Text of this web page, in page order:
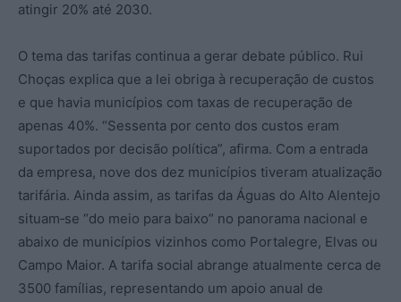
atingir 20% até 2030.
O tema das tarifas continua a gerar debate público. Rui
Choças explica que a lei obriga à recuperação de custos
e que havia municípios com taxas de recuperação de
apenas 40%. “Sessenta por cento dos custos eram
suportados por decisão política”, afirma. Com a entrada
da empresa, nove dos dez municípios tiveram atualização
tarifária. Ainda assim, as tarifas da Águas do Alto Alentejo
situam‑se “do meio para baixo” no panorama nacional e
abaixo de municípios vizinhos como Portalegre, Elvas ou
Campo Maior. A tarifa social abrange atualmente cerca de
3500 famílias, representando um apoio anual de